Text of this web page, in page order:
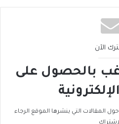
الآن
بالحصول على
المقالات التي ينشرها الموقع الرجاء